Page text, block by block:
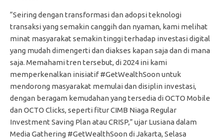
“Seiring dengan transformasi dan adopsi teknologi
transaksi yang semakin canggih dan nyaman, kami melihat
minat masyarakat semakin tinggi terhadap investasi digital
yang mudah dimengerti dan diakses kapan saja dan di mana
saja. Memahami tren tersebut, di 2024 ini kami
memperkenalkan inisiatif #GetWealthSoon untuk
mendorong masyarakat memulai dan disiplin investasi,
dengan beragam kemudahan yang tersedia di OCTO Mobile
dan OCTO Clicks, seperti fitur CIMB Niaga Regular
Investment Saving Plan atau CRISP,” ujar Lusiana dalam
Media Gathering #GetWealthSoon di Jakarta, Selasa